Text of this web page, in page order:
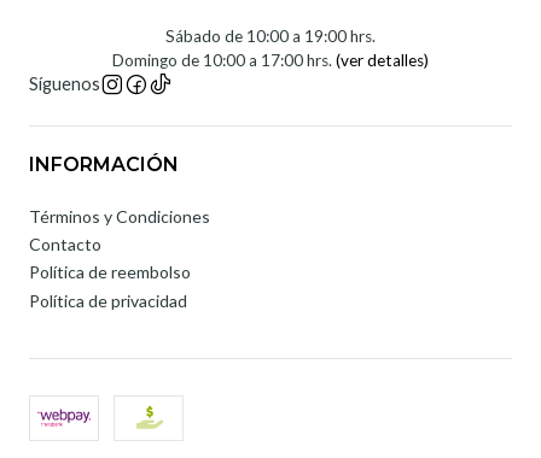
Sábado de 10:00 a 19:00 hrs.
Domingo de 10:00 a 17:00 hrs.(ver detalles)
Síguenos
INFORMACIÓN
Términos y Condiciones
Contacto
Política de reembolso
Política de privacidad